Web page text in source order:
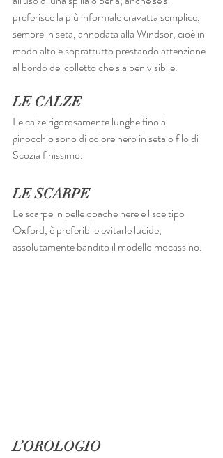
preferisce la più informale cravatta semplice,
sempre in seta, annodata alla Windsor, cioè in
modo alto e soprattutto prestando attenzione
al bordo del colletto che sia ben visibile.
LE CALZE
Le calze rigorosamente lunghe fino al
ginocchio sono di colore nero in seta o filo di
Scozia finissimo.
LE SCARPE
Le scarpe in pelle opache nere e lisce tipo
Oxford, è preferibile evitarle lucide,
assolutamente bandito il modello mocassino.
L’OROLOGIO